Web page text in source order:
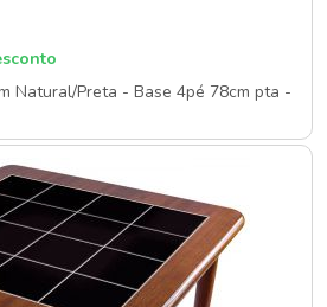
Natural/Preta - Base 4pé 78cm pta -